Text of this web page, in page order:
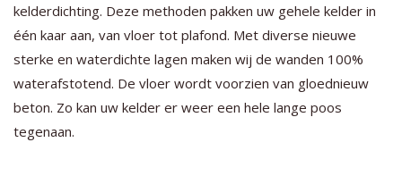
kelderdichting. Deze methoden pakken uw gehele kelder in
één kaar aan, van vloer tot plafond. Met diverse nieuwe
sterke en waterdichte lagen maken wij de wanden 100%
waterafstotend. De vloer wordt voorzien van gloednieuw
beton. Zo kan uw kelder er weer een hele lange poos
tegenaan.